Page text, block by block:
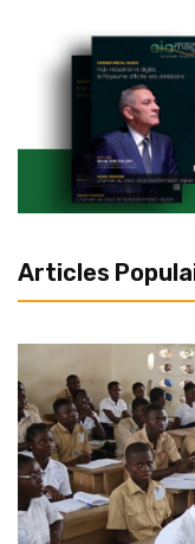
Articles